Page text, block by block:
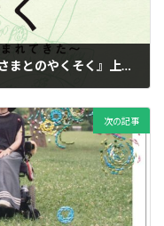
ひとみ治療院健幸プログラム『かみさまとのやくそく』上映会２０２５年１月１７・１８・１９日開催
次の記事